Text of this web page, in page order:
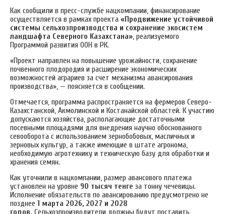
Как сообщили в пресс-службе нацкомпании, финансирование
осуществляется в рамках проекта «Продвижение устойчивой
системы сельхозпроизводства и сохранение экосистем
ландшафта Северного Казахстана», реализуемого
Программой развития ООН в РК.
«Проект направлен на повышение урожайности, сохранение
почвенного плодородия и расширение экономических
возможностей аграриев за счет механизма авансирования
производства», — поясняется в сообщении.
Отмечается, программа распространяется на фермеров Северо-
Казахстанской, Акмолинской и Костанайской областей. К участию
допускаются хозяйства, располагающие достаточными
посевными площадями для внедрения научно обоснованного
севооборота с использованием зернобобовых, масличных и
зерновых культур, а также имеющие в штате агронома,
необходимую агротехнику и техническую базу для обработки и
хранения семян.
Как уточнили в нацкомпании, размер авансового платежа
установлен на уровне 90 тысяч тенге за тонну чечевицы.
Исполнение обязательств по авансированию предусмотрено не
позднее 1 марта 2026, 2027 и 2028
годов. Сельхозпроизводители должны будут поставить